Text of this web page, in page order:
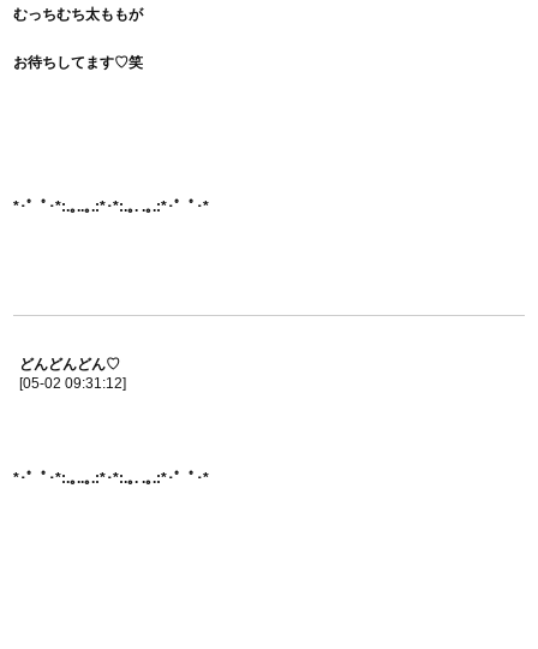
むっちむち太ももが
お待ちしてます♡笑
*･゜ﾟ･*:.｡..｡.:*･*:.｡. .｡.:*･゜ﾟ･*
どんどんどん♡
[05-02 09:31:12]
*･゜ﾟ･*:.｡..｡.:*･*:.｡. .｡.:*･゜ﾟ･*